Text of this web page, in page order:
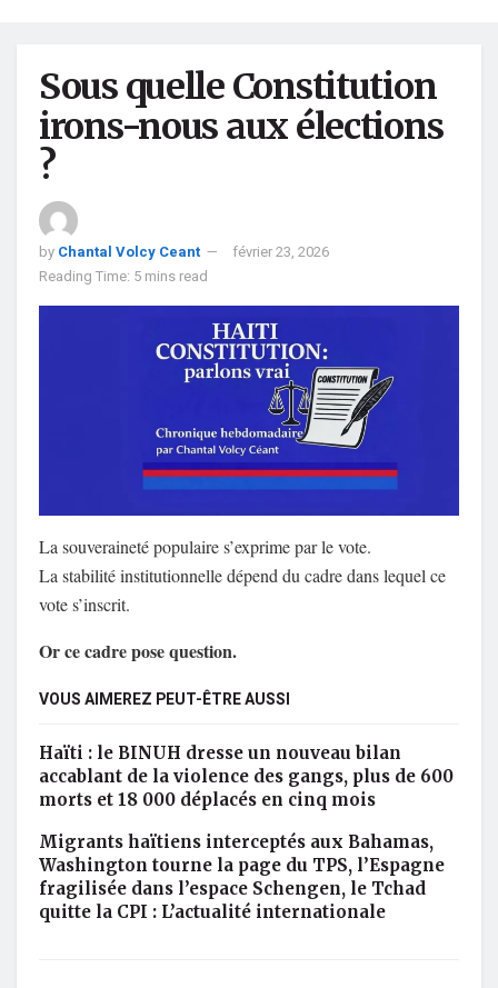
Sous quelle Constitution
irons-nous aux élections
?
by Chantal Volcy Ceant
février 23, 2026
Reading Time: 5 mins read
La souveraineté populaire s’exprime par le vote.
La stabilité institutionnelle dépend du cadre dans lequel ce
vote s’inscrit.
Or ce cadre pose question.
VOUS AIMEREZ PEUT-ÊTRE AUSSI
Haïti : le BINUH dresse un nouveau bilan
accablant de la violence des gangs, plus de 600
morts et 18 000 déplacés en cinq mois
Migrants haïtiens interceptés aux Bahamas,
Washington tourne la page du TPS, l’Espagne
fragilisée dans l’espace Schengen, le Tchad
quitte la CPI : L’actualité internationale